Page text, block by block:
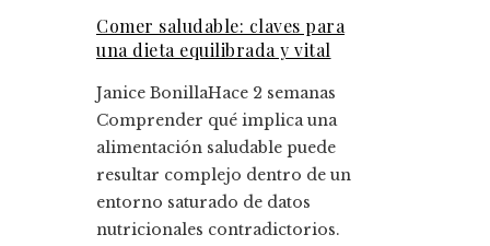
Comer saludable: claves para
una dieta equilibrada y vital
Janice BonillaHace 2 semanas
Comprender qué implica una
alimentación saludable puede
resultar complejo dentro de un
entorno saturado de datos
nutricionales contradictorios.